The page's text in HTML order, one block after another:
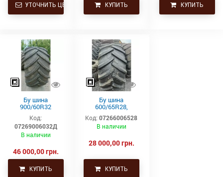
УТОЧНИТЬ ЦЕНУ КУПИТЬ КУПИТЬ
Бу шина
900/60R32
(35.5р32)
Continental SVT
Код:
07269006032Д
В наличии
46 000,00 грн.
КУПИТЬ
Бу шина
600/65R28,
600/65р28,
600х65х28
Uniglory (Униглори)
Код: 07266006528
В наличии
28 000,00 грн.
КУПИТЬ